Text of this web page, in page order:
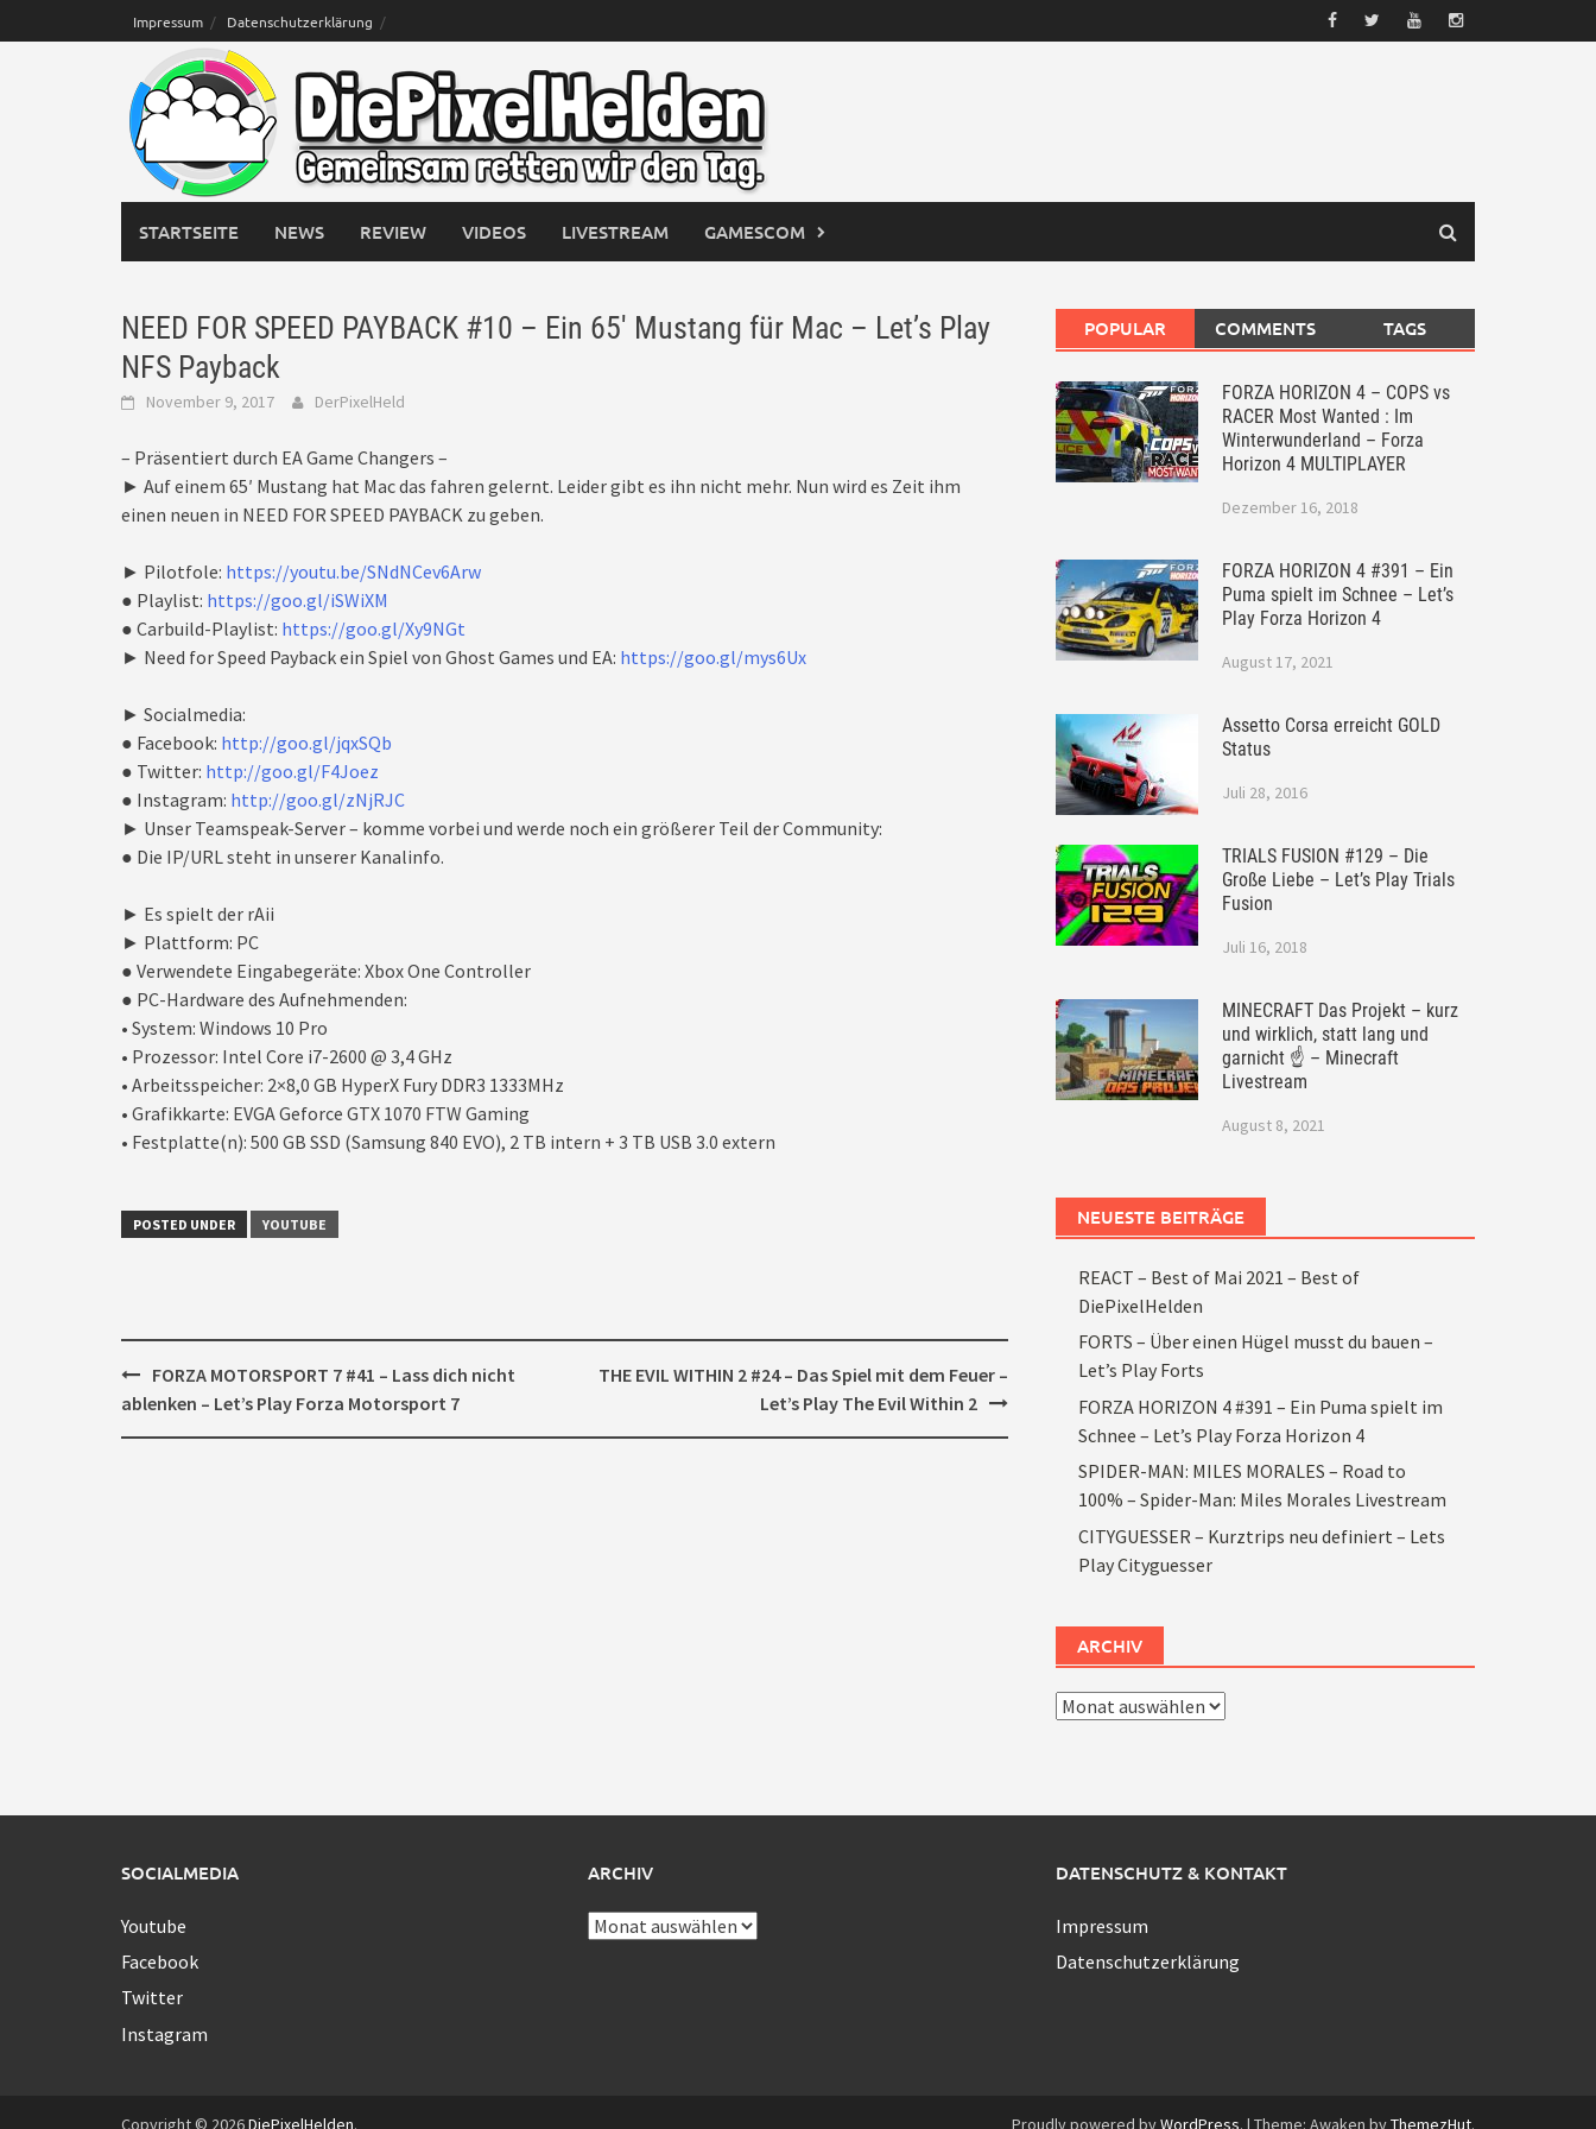
to
Impressum Datenschutzerklärung
STARTSEITE NEWS REVIEW VIDEOS LIVESTREAM GAMESCOM
NEED FOR SPEED PAYBACK #10 – Ein 65′ Mustang für Mac – Let’s Play
NFS Payback
November 9, 2017 DerPixelHeld
– Präsentiert durch EA Game Changers –
► Auf einem 65′ Mustang hat Mac das fahren gelernt. Leider gibt es ihn nicht mehr. Nun wird es Zeit ihm
einen neuen in NEED FOR SPEED PAYBACK zu geben.
► Pilotfole: https://youtu.be/SNdNCev6Arw
● Playlist: https://goo.gl/iSWiXM
● Carbuild-Playlist: https://goo.gl/Xy9NGt
► Need for Speed Payback ein Spiel von Ghost Games und EA: https://goo.gl/mys6Ux
► Socialmedia:
● Facebook: http://goo.gl/jqxSQb
● Twitter: http://goo.gl/F4Joez
● Instagram: http://goo.gl/zNjRJC
► Unser Teamspeak-Server – komme vorbei und werde noch ein größerer Teil der Community:
● Die IP/URL steht in unserer Kanalinfo.
► Es spielt der rAii
► Plattform: PC
● Verwendete Eingabegeräte: Xbox One Controller
● PC-Hardware des Aufnehmenden:
• System: Windows 10 Pro
• Prozessor: Intel Core i7-2600 @ 3,4 GHz
• Arbeitsspeicher: 2×8,0 GB HyperX Fury DDR3 1333MHz
• Grafikkarte: EVGA Geforce GTX 1070 FTW Gaming
• Festplatte(n): 500 GB SSD (Samsung 840 EVO), 2 TB intern + 3 TB USB 3.0 extern
POSTED UNDER YOUTUBE
Post
navigation
FORZA MOTORSPORT 7 #41 – Lass dich nicht
ablenken – Let’s Play Forza Motorsport 7
THE EVIL WITHIN 2 #24 – Das Spiel mit dem Feuer –
Let’s Play The Evil Within 2
POPULAR COMMENTS TAGS
FORZA HORIZON 4 – COPS vs
RACER Most Wanted : Im
Winterwunderland – Forza
Horizon 4 MULTIPLAYER
Dezember 16, 2018
FORZA HORIZON 4 #391 – Ein
Puma spielt im Schnee – Let’s
Play Forza Horizon 4
August 17, 2021
Assetto Corsa erreicht GOLD
Status
Juli 28, 2016
TRIALS FUSION #129 – Die
Große Liebe – Let’s Play Trials
Fusion
Juli 16, 2018
MINECRAFT Das Projekt – kurz
und wirklich, statt lang und
garnicht ☝ – Minecraft
Livestream
August 8, 2021
NEUESTE BEITRÄGE
REACT – Best of Mai 2021 – Best of
DiePixelHelden
FORTS – Über einen Hügel musst du bauen –
Let’s Play Forts
FORZA HORIZON 4 #391 – Ein Puma spielt im
Schnee – Let’s Play Forza Horizon 4
SPIDER-MAN: MILES MORALES – Road to
100% – Spider-Man: Miles Morales Livestream
CITYGUESSER – Kurztrips neu definiert – Lets
Play Cityguesser
ARCHIV
Archiv
SOCIALMEDIA
Youtube
Facebook
Twitter
Instagram
ARCHIV
Archiv
DATENSCHUTZ & KONTAKT
Impressum
Datenschutzerklärung
Copyright © 2026DiePixelHelden. Proudly powered byWordPress. | Theme: Awaken byThemezHut.